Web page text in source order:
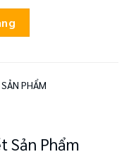
PHẨM
Sản Phẩm